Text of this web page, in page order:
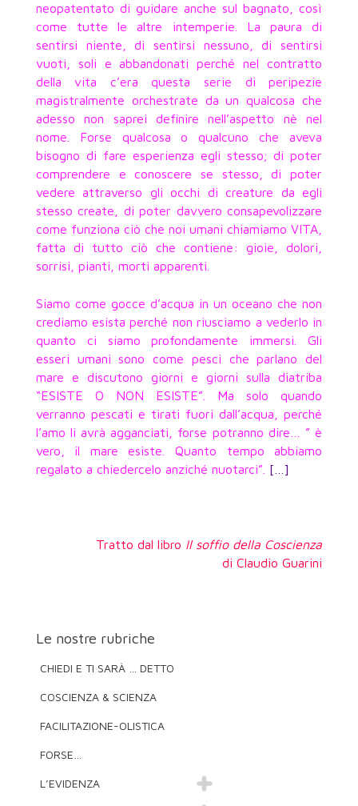
neopatentato di guidare anche sul bagnato, così
come tutte le altre intemperie. La paura di
sentirsi niente, di sentirsi nessuno, di sentirsi
vuoti, soli e abbandonati perché nel contratto
della vita c’era questa serie di peripezie
magistralmente orchestrate da un qualcosa che
adesso non saprei definire nell’aspetto nè nel
nome. Forse qualcosa o qualcuno che aveva
bisogno di fare esperienza egli stesso; di poter
comprendere e conoscere se stesso, di poter
vedere attraverso gli occhi di creature da egli
stesso create, di poter davvero consapevolizzare
come funziona ciò che noi umani chiamiamo VITA,
fatta di tutto ciò che contiene: gioie, dolori,
sorrisi, pianti, morti apparenti.
Siamo come gocce d’acqua in un oceano che non
crediamo esista perché non riusciamo a vederlo in
quanto ci siamo profondamente immersi. Gli
esseri umani sono come pesci che parlano del
mare e discutono giorni e giorni sulla diatriba
“ESISTE O NON ESISTE”. Ma solo quando
verranno pescati e tirati fuori dall’acqua, perché
l’amo li avrà agganciati, forse potranno dire… ” è
vero, il mare esiste. Quanto tempo abbiamo
regalato a chiedercelo anziché nuotarci”. […]
Tratto dal libro Il soffio della Coscienza
di Claudio Guarini
Le nostre rubriche
CHIEDI E TI SARÀ … DETTO
COSCIENZA & SCIENZA
FACILITAZIONE-OLISTICA
FORSE…
L’EVIDENZA